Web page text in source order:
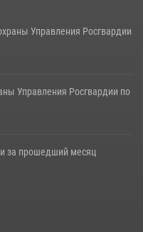
Управления Росгвардии
Управления Росгвардии по
за прошедший месяц